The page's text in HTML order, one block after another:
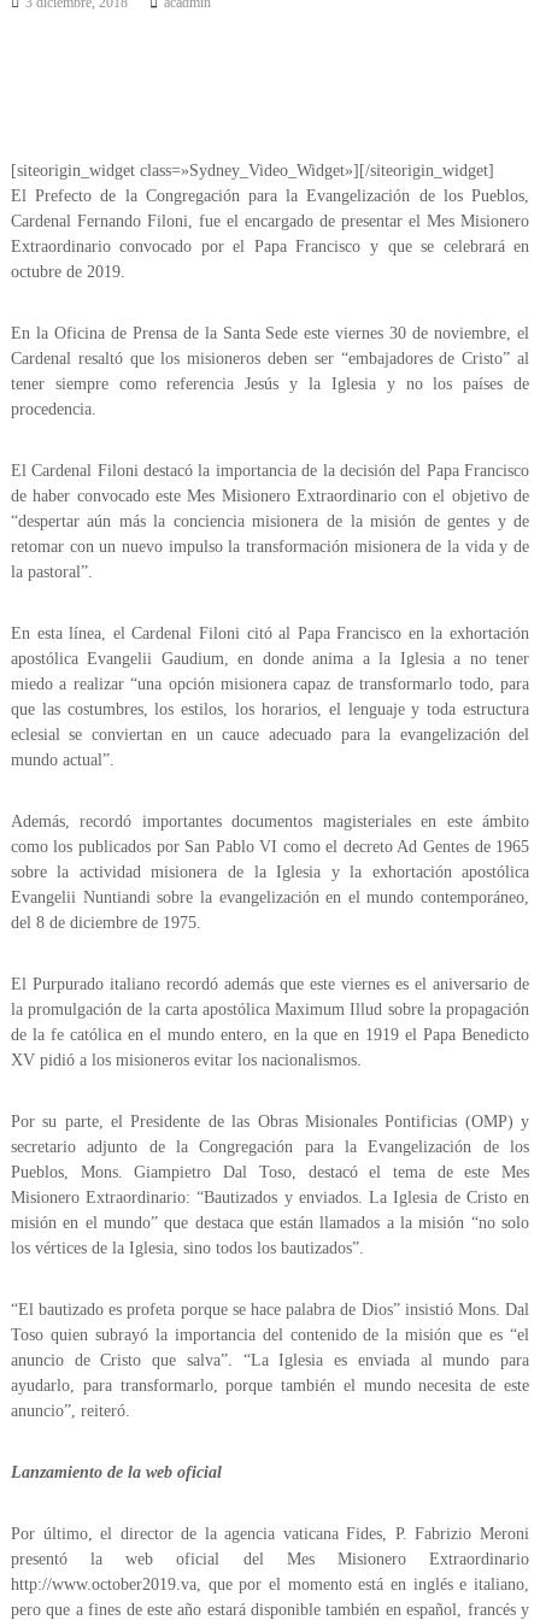
[siteorigin_widget class=»Sydney_Video_Widget»] [/siteorigin_widget]
El Prefecto de la Congregación para la Evangelización de los Pueblos,
Cardenal Fernando Filoni, fue el encargado de presentar el Mes Misionero
Extraordinario convocado por el Papa Francisco y que se celebrará en
octubre de 2019.
En la Oficina de Prensa de la Santa Sede este viernes 30 de noviembre, el
Cardenal resaltó que los misioneros deben ser “embajadores de Cristo” al
tener siempre como referencia Jesús y la Iglesia y no los países de
procedencia.
El Cardenal Filoni destacó la importancia de la decisión del Papa Francisco
de haber convocado este Mes Misionero Extraordinario con el objetivo de
“despertar aún más la conciencia misionera de la misión de gentes y de
retomar con un nuevo impulso la transformación misionera de la vida y de
la pastoral”.
En esta línea, el Cardenal Filoni citó al Papa Francisco en la exhortación
apostólica Evangelii Gaudium, en donde anima a la Iglesia a no tener
miedo a realizar “una opción misionera capaz de transformarlo todo, para
que las costumbres, los estilos, los horarios, el lenguaje y toda estructura
eclesial se conviertan en un cauce adecuado para la evangelización del
mundo actual”.
Además, recordó importantes documentos magisteriales en este ámbito
como los publicados por San Pablo VI como el decreto Ad Gentes de 1965
sobre la actividad misionera de la Iglesia y la exhortación apostólica
Evangelii Nuntiandi sobre la evangelización en el mundo contemporáneo,
del 8 de diciembre de 1975.
El Purpurado italiano recordó además que este viernes es el aniversario de
la promulgación de la carta apostólica Maximum Illud sobre la propagación
de la fe católica en el mundo entero, en la que en 1919 el Papa Benedicto
XV pidió a los misioneros evitar los nacionalismos.
Por su parte, el Presidente de las Obras Misionales Pontificias (OMP) y
secretario adjunto de la Congregación para la Evangelización de los
Pueblos, Mons. Giampietro Dal Toso, destacó el tema de este Mes
Misionero Extraordinario: “Bautizados y enviados. La Iglesia de Cristo en
misión en el mundo” que destaca que están llamados a la misión “no solo
los vértices de la Iglesia, sino todos los bautizados”.
“El bautizado es profeta porque se hace palabra de Dios” insistió Mons. Dal
Toso quien subrayó la importancia del contenido de la misión que es “el
anuncio de Cristo que salva”. “La Iglesia es enviada al mundo para
ayudarlo, para transformarlo, porque también el mundo necesita de este
anuncio”, reiteró.
Lanzamiento de la web oficial
Por último, el director de la agencia vaticana Fides, P. Fabrizio Meroni
presentó la web oficial del Mes Misionero Extraordinario
http://www.october2019.va, que por el momento está en inglés e italiano,
pero que a fines de este año estará disponible también en español, francés y